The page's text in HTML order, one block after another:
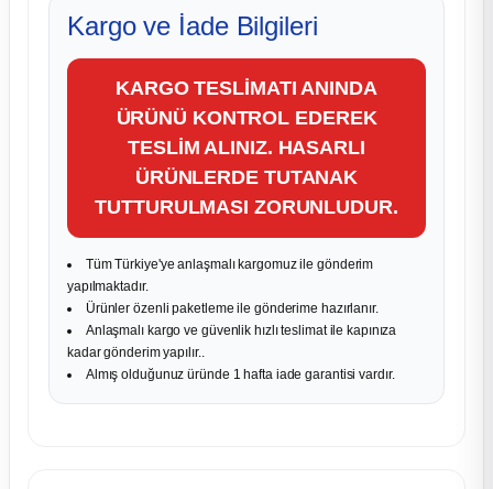
Kargo ve İade Bilgileri
KARGO TESLİMATI ANINDA
ÜRÜNÜ KONTROL EDEREK
TESLİM ALINIZ. HASARLI
ÜRÜNLERDE TUTANAK
TUTTURULMASI ZORUNLUDUR.
Tüm Türkiye'ye anlaşmalı kargomuz ile gönderim
yapılmaktadır.
Ürünler özenli paketleme ile gönderime hazırlanır.
Anlaşmalı kargo ve güvenlik hızlı teslimat ile kapınıza
kadar gönderim yapılır..
Almış olduğunuz üründe 1 hafta iade garantisi vardır.